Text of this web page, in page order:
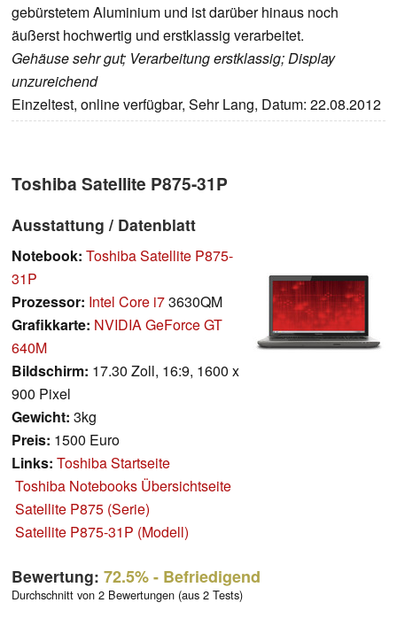
gebürstetem Aluminium und ist darüber hinaus noch
äußerst hochwertig und erstklassig verarbeitet.
Gehäuse sehr gut; Verarbeitung erstklassig; Display
unzureichend
Einzeltest, online verfügbar, Sehr Lang, Datum: 22.08.2012
Toshiba Satellite P875-31P
Ausstattung / Datenblatt
Notebook: Toshiba Satellite P875-
31P
Prozessor: Intel Core i73630QM
Grafikkarte: NVIDIA GeForce GT
640M
Bildschirm: 17.30 Zoll, 16:9, 1600 x
900 Pixel
Gewicht: 3kg
Preis: 1500 Euro
Links: Toshiba Startseite
Toshiba Notebooks Übersichtseite
Satellite P875 (Serie)
Satellite P875-31P (Modell)
Bewertung: 72.5%- Befriedigend
Durchschnitt von 2 Bewertungen (aus 2 Tests)